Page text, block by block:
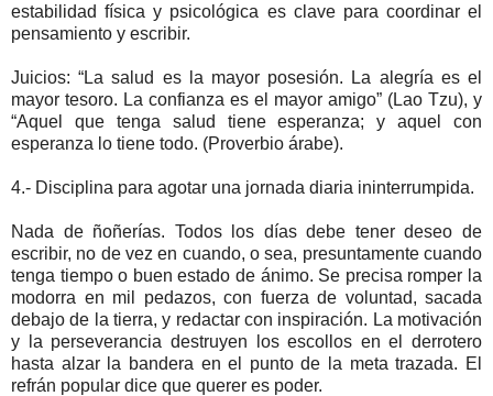
estabilidad física y psicológica es clave para coordinar el
pensamiento y escribir.
Juicios: “La salud es la mayor posesión. La alegría es el
mayor tesoro. La confianza es el mayor amigo” (Lao Tzu), y
“Aquel que tenga salud tiene esperanza; y aquel con
esperanza lo tiene todo. (Proverbio árabe).
4.- Disciplina para agotar una jornada diaria ininterrumpida.
Nada de ñoñerías. Todos los días debe tener deseo de
escribir, no de vez en cuando, o sea, presuntamente cuando
tenga tiempo o buen estado de ánimo. Se precisa romper la
modorra en mil pedazos, con fuerza de voluntad, sacada
debajo de la tierra, y redactar con inspiración. La motivación
y la perseverancia destruyen los escollos en el derrotero
hasta alzar la bandera en el punto de la meta trazada. El
refrán popular dice que querer es poder.